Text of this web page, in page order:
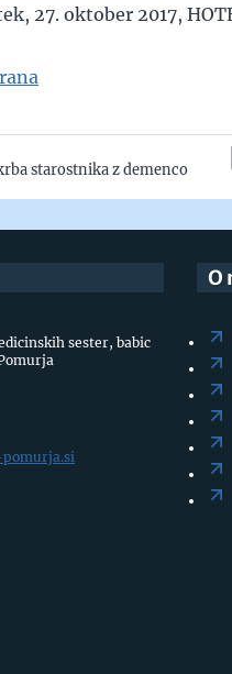
27. oktober 2017,
starostnika z demenco
sester, babic
O